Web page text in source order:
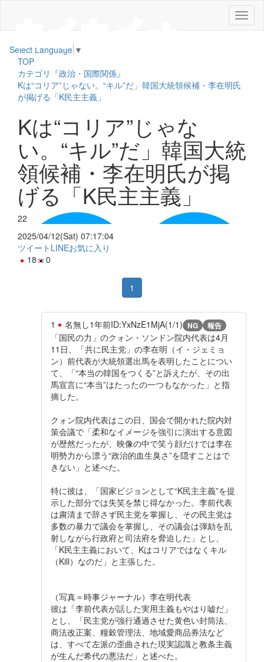
メ
ニ
Select Language ▼
TOP
カテゴリ『政治・国際関係』
Kは“コリア”じゃない。“キル”だ」韓国大統領候補・李在明氏
が掲げる「K民主主義」
Kは“コリア”じゃな
い。“キル”だ」韓国大統
領候補・李在明氏が掲
げる「K民主主義」
22
2025/04/12(Sat) 07:17:04
ツイート LINEお気に入り
18
0
1
1 名無し1年前ID:YxNzE1MjA(1/1) NG 報告
「国民の力」のクォン・ソンドン院内代表は4月
11日、「共に民主党」の李在明（イ・ジェミョ
ン）前代表が大統領選出馬を表明したことについ
て、「“本当の韓国をつくる”と訴えたが、その出
馬宣言に“本当”はたったの一つもなかった」と指
摘した。
クォン院内代表はこの日、国会で開かれた院内対
策会議で「柔和なイメージを強引に演出する意図
が歴然だったが、映像の中で笑う顔だけでは李在
明勢力から漂う“政治的血生臭さ”を隠すことはで
きない」と述べた。
特に彼は、「国家ビジョンとして“K民主主義”を提
示した部分では失笑を禁じ得なかった。李前代表
は粛清まで辞さず民主党を掌握し、その民主党は
多数の暴力で議会を掌握し、その議会は弾劾を乱
射しながら行政府と司法府を脅迫した」とし、
「K民主主義において、Kはコリアではなくキル
（Kill）なのだ」と主張した。
（写真＝時事ジャーナル）李在明代表
彼は「李前代表が話した実用主義もやはり嘘だ」
とし、「民主党が強行通過させた黄色い封筒法、
商法改正案、糧穀管理法、地域愛商品券法など
は、すべて左派の歪曲された現実認識と教条主義
が生んだ希代の悪法だ」と述べた。